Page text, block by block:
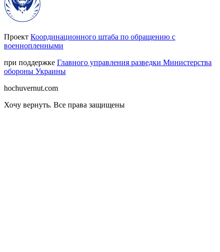
Проект Координационного штаба по обращению с
военнопленными
при поддержке Главного управления разведки Министерства
обороны Украины
hochuvernut.com
Хочу вернуть. Все права защищены